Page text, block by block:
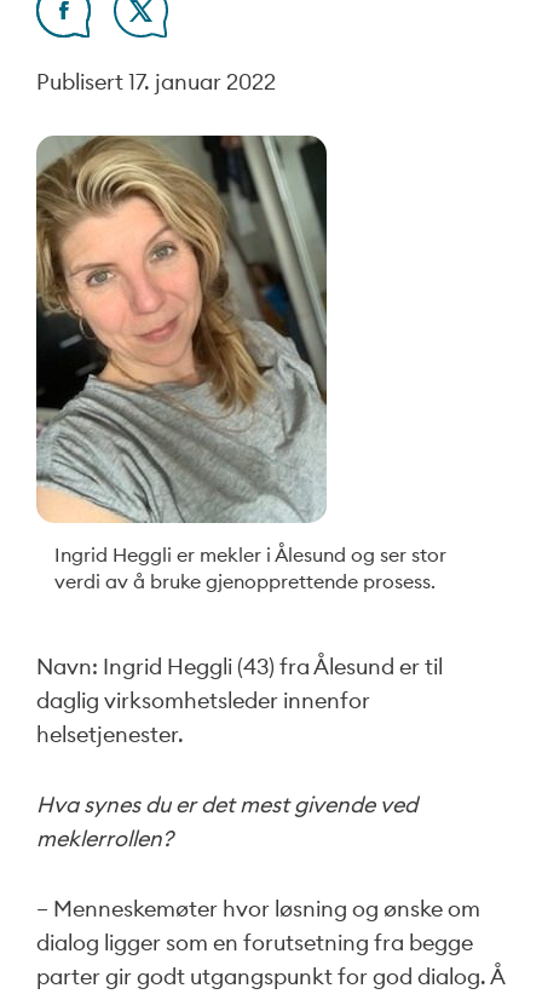
Publisert17. januar 2022
Ingrid Heggli er mekler i Ålesund og ser stor
verdi av å bruke gjenopprettende prosess.
Navn: Ingrid Heggli (43) fra Ålesund er til
daglig virksomhetsleder innenfor
helsetjenester.
Hva synes du er det mest givende ved
meklerrollen?
– Menneskemøter hvor løsning og ønske om
dialog ligger som en forutsetning fra begge
parter gir godt utgangspunkt for god dialog. Å